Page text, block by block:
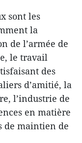
sont les
la
de l’armée de
le travail
des
d’amitié, la
l’industrie de
en matière
de maintien de